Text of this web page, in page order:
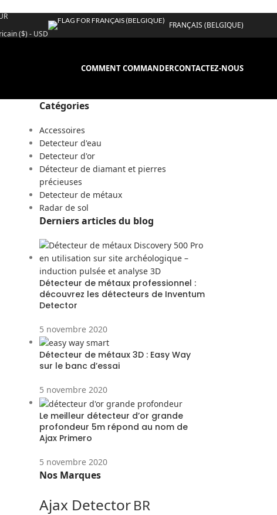
($) - USD
FRANÇAIS (BELGIQUE)
COMMENT COMMANDERCONTACTEZ-NOUS
Catégories
Accessoires
Detecteur d'eau
Detecteur d'or
Détecteur de diamant et pierres
précieuses
Detecteur de métaux
Radar de sol
Derniers articles du blog
Détecteur de métaux professionnel :
découvrez les détecteurs de Inventum
Detector
5 novembre 2020
Détecteur de métaux 3D : Easy Way
sur le banc d’essai
5 novembre 2020
Le meilleur détecteur d’or grande
profondeur 5m répond au nom de
Ajax Primero
5 novembre 2020
Nos Marques
Ajax DetectorBR